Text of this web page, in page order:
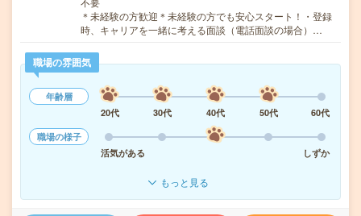
＊未経験の方歓迎＊未経験の方でも安心スタート！・登録
時、キャリアを一緒に考える面談（電話面談の場合）…
職場の雰囲気
年齢層
20代
30代 40代 50代
60代
職場の様子
活気がある
しずか
もっと見る